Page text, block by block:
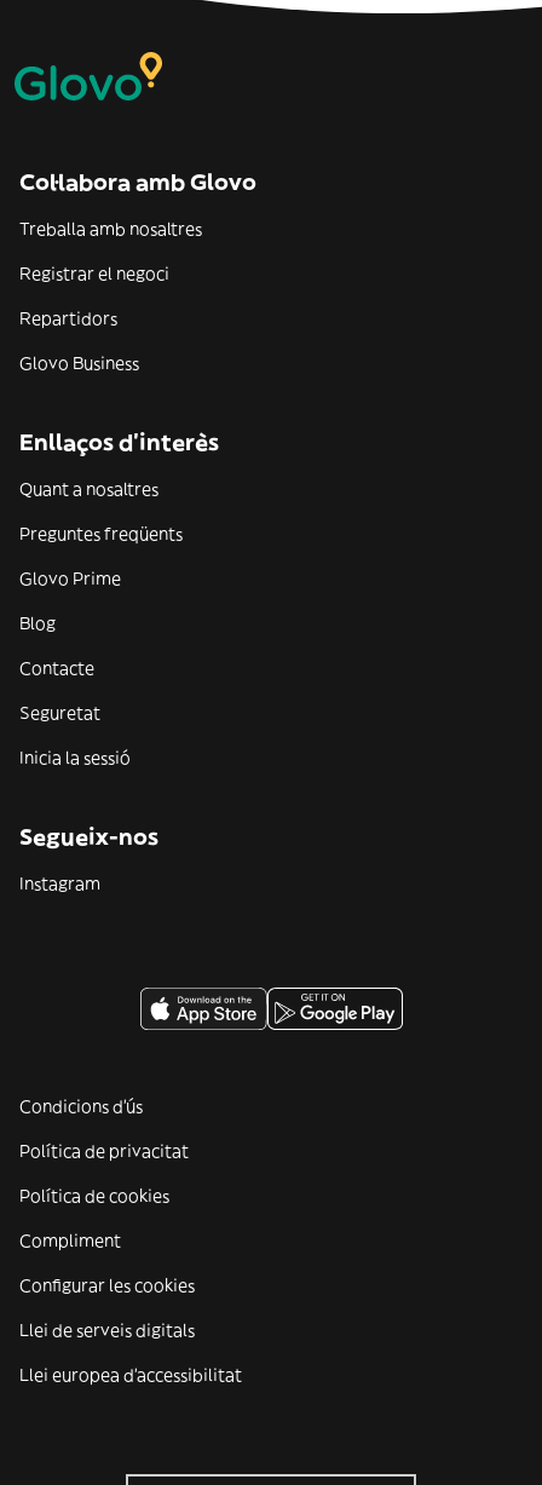
Col·labora amb Glovo
Treballa amb nosaltres
Registrar el negoci
Repartidors
Glovo Business
Enllaços d'interès
Quant a nosaltres
Preguntes freqüents
Glovo Prime
Blog
Contacte
Seguretat
Inicia la sessió
Segueix-nos
Instagram
Condicions d'ús
Política de privacitat
Política de cookies
Compliment
Configurar les cookies
Llei de serveis digitals
Llei europea d'accessibilitat